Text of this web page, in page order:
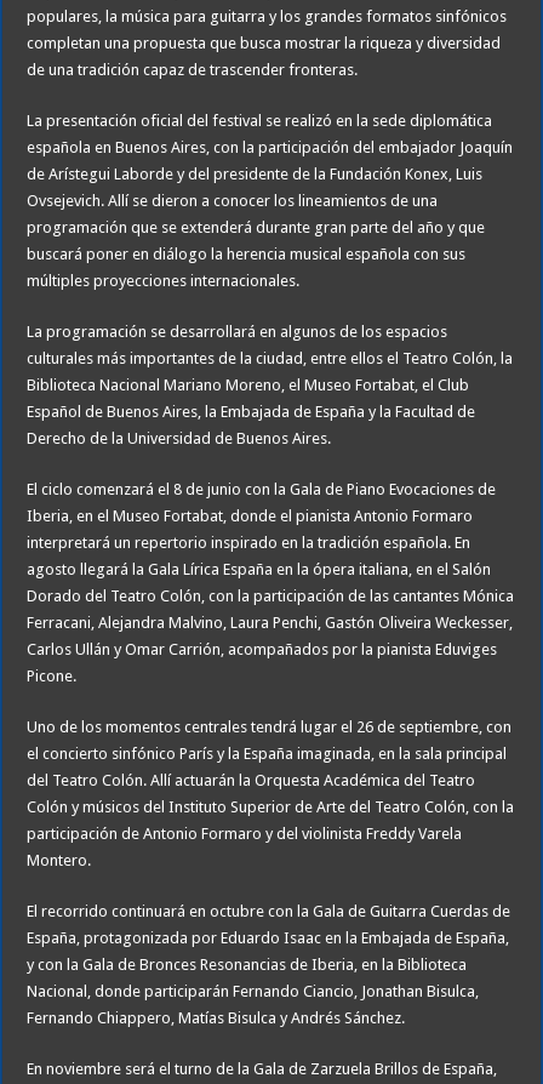
populares, la música para guitarra y los grandes formatos sinfónicos
completan una propuesta que busca mostrar la riqueza y diversidad
de una tradición capaz de trascender fronteras.
La presentación oficial del festival se realizó en la sede diplomática
española en Buenos Aires, con la participación del embajador Joaquín
de Arístegui Laborde y del presidente de la Fundación Konex, Luis
Ovsejevich. Allí se dieron a conocer los lineamientos de una
programación que se extenderá durante gran parte del año y que
buscará poner en diálogo la herencia musical española con sus
múltiples proyecciones internacionales.
La programación se desarrollará en algunos de los espacios
culturales más importantes de la ciudad, entre ellos el Teatro Colón, la
Biblioteca Nacional Mariano Moreno, el Museo Fortabat, el Club
Español de Buenos Aires, la Embajada de España y la Facultad de
Derecho de la Universidad de Buenos Aires.
El ciclo comenzará el 8 de junio con la Gala de Piano Evocaciones de
Iberia, en el Museo Fortabat, donde el pianista Antonio Formaro
interpretará un repertorio inspirado en la tradición española. En
agosto llegará la Gala Lírica España en la ópera italiana, en el Salón
Dorado del Teatro Colón, con la participación de las cantantes Mónica
Ferracani, Alejandra Malvino, Laura Penchi, Gastón Oliveira Weckesser,
Carlos Ullán y Omar Carrión, acompañados por la pianista Eduviges
Picone.
Uno de los momentos centrales tendrá lugar el 26 de septiembre, con
el concierto sinfónico París y la España imaginada, en la sala principal
del Teatro Colón. Allí actuarán la Orquesta Académica del Teatro
Colón y músicos del Instituto Superior de Arte del Teatro Colón, con la
participación de Antonio Formaro y del violinista Freddy Varela
Montero.
El recorrido continuará en octubre con la Gala de Guitarra Cuerdas de
España, protagonizada por Eduardo Isaac en la Embajada de España,
y con la Gala de Bronces Resonancias de Iberia, en la Biblioteca
Nacional, donde participarán Fernando Ciancio, Jonathan Bisulca,
Fernando Chiappero, Matías Bisulca y Andrés Sánchez.
En noviembre será el turno de la Gala de Zarzuela Brillos de España,